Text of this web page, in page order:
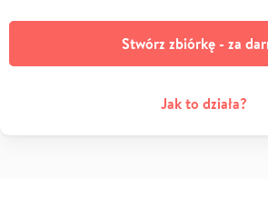
Stwórz zbiórkę - za
Jak to działa?